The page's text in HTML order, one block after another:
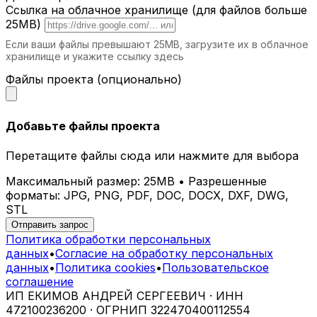
СПА и велнес-центры.Комфортные и
эстетичные шезлонги для максимального
расслабления.
Почему выбирают iParametric?
Индивидуальное проектирование.
учетом ваших потребностей.
Современные технологии.
проектирования и производства.
Долговечные материалы.Наши изделия
сохраняют свой вид и свойства на
протяжении многих лет.
Эстетика и комфорт.
шезлонги гармонично вписываются в
любое пространство.
Как заказать параметрический шезлонг
в Хотьково?
Ссылка на облачное хранилище (для файлов больше
25MB)
Если ваши файлы превышают 25MB, загрузите их в облачное
хранилище и укажите ссылку здесь
Файлы проекта (опционально)
Добавьте файлы проекта
Перетащите файлы сюда или нажмите для выбора
Максимальный размер: 25MB • Разрешенные
форматы: JPG, PNG, PDF, DOC, DOCX, DXF, DWG,
STL
Отправить запрос
Политика обработки персональных
данных•Согласие на обработку персональных
данных•Политика cookies•Пользовательское
соглашение
ИП ЕКИМОВ АНДРЕЙ СЕРГЕЕВИЧ · ИНН
472100236200 · ОГРНИП 322470400112554